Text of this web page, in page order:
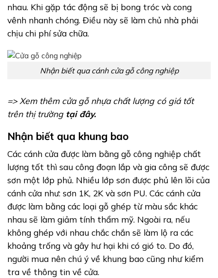
nhau. Khi gặp tác động sẽ bị bong tróc và cong
vênh nhanh chóng. Điều này sẽ làm chủ nhà phải
chịu chi phí sửa chữa.
Nhận biết qua cánh cửa gỗ công nghiệp
=> Xem thêm cửa gỗ nhựa chất lượng có giá tốt
trên thị trường tại đây.
Nhận biết qua khung bao
Các cánh cửa được làm bằng gỗ công nghiệp chất
lượng tốt thì sau công đoạn lắp và gia công sẽ được
sơn một lớp phủ. Nhiều lớp sơn được phủ lên lõi của
cánh cửa như: sơn 1K, 2K và sơn PU. Các cánh cửa
được làm bằng các loại gỗ ghép từ màu sắc khác
nhau sẽ làm giảm tính thẩm mỹ. Ngoài ra, nếu
không ghép với nhau chắc chắn sẽ làm lộ ra các
khoảng trống và gây hư hại khi có gió to. Do đó,
người mua nên chú ý về khung bao cũng như kiểm
tra về thông tin về cửa.